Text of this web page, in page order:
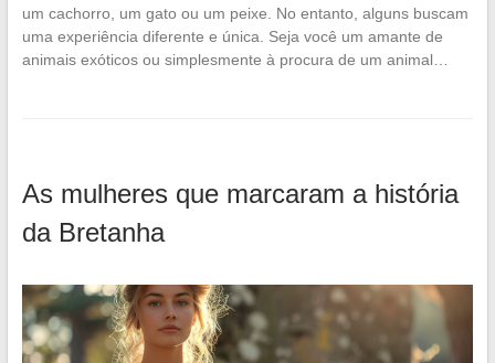
um cachorro, um gato ou um peixe. No entanto, alguns buscam
uma experiência diferente e única. Seja você um amante de
animais exóticos ou simplesmente à procura de um animal…
As mulheres que marcaram a história
da Bretanha